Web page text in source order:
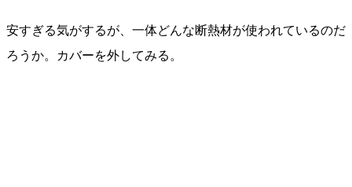
安すぎる気がするが、一体どんな断熱材が使われているのだ
ろうか。カバーを外してみる。